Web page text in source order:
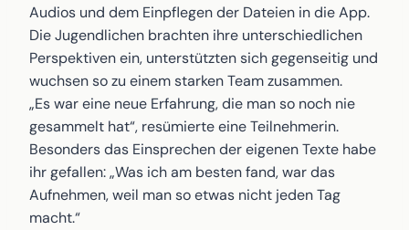
Audios und dem Einpflegen der Dateien in die App.
Die Jugendlichen brachten ihre unterschiedlichen
Perspektiven ein, unterstützten sich gegenseitig und
wuchsen so zu einem starken Team zusammen.
„Es war eine neue Erfahrung, die man so noch nie
gesammelt hat“, resümierte eine Teilnehmerin.
Besonders das Einsprechen der eigenen Texte habe
ihr gefallen: „Was ich am besten fand, war das
Aufnehmen, weil man so etwas nicht jeden Tag
macht.“